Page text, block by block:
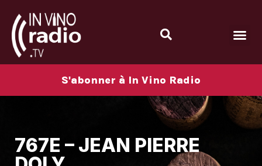
S'abonner à In Vino Radio
767E – JEAN PIERRE